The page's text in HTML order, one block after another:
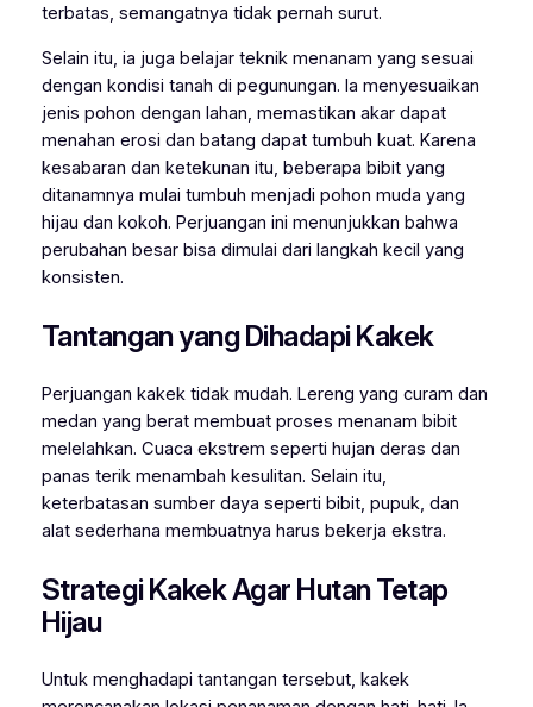
terbatas, semangatnya tidak pernah surut.
Selain itu, ia juga belajar teknik menanam yang sesuai
dengan kondisi tanah di pegunungan. Ia menyesuaikan
jenis pohon dengan lahan, memastikan akar dapat
menahan erosi dan batang dapat tumbuh kuat. Karena
kesabaran dan ketekunan itu, beberapa bibit yang
ditanamnya mulai tumbuh menjadi pohon muda yang
hijau dan kokoh. Perjuangan ini menunjukkan bahwa
perubahan besar bisa dimulai dari langkah kecil yang
konsisten.
Tantangan yang Dihadapi Kakek
Perjuangan kakek tidak mudah. Lereng yang curam dan
medan yang berat membuat proses menanam bibit
melelahkan. Cuaca ekstrem seperti hujan deras dan
panas terik menambah kesulitan. Selain itu,
keterbatasan sumber daya seperti bibit, pupuk, dan
alat sederhana membuatnya harus bekerja ekstra.
Strategi Kakek Agar Hutan Tetap
Hijau
Untuk menghadapi tantangan tersebut, kakek